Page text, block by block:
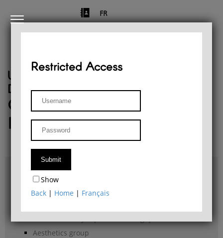
FR
University of Liège
Départment of Philosophy
Center for Phenomenological
Research
Access & maps
Philosophy Department Library
Aesthetics group
Restricted Access
Show
Back | Home | Français